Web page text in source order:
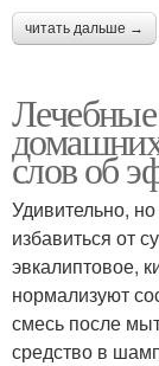
читать дальше →
слов об
Удивительно,
избавиться от
эвкалиптовое,
нормализуют
смесь после
средство в